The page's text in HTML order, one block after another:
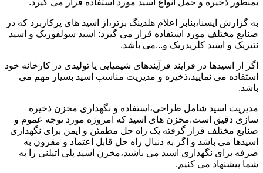
به گزارش ایسنا،بنابر اعلام هلدینگ برتر،از اسید های پرکاربرد که در
صنایع مختلف مورد استفاده قرار می گیرد: اسید سولفوریک و اسید
نتیریک و اسید کلریدریک و...می باشد.
اگر از اسیدها در فرایند فرآیندهای شیمیایی یا تولیدی در کارخانه خود
استفاده می نمایید،ذخیره و مدیریت مناسب اسید بسیار مهم می
باشد.
مدیریت اسید شامل طراحی،استفاده و نگهداری مخزن ذخیره
سازی دقیق است.مخزن های اسید که امروزه مورد توجه عموم و
صنایع مختلف قرار گرفته یک راه حل مطمئن و ایمن برای نگهداری
اسیدها می باشد و اگر به دنبال راه حل قابل اعتماد و مقرون به
صرفه برای نگهداری اسید می باشید،مخزن اسید پلی اتیلنی را به
شما پیشنهاد می کنیم.